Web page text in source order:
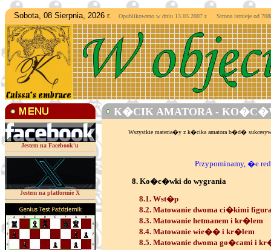
Sobota, 08 Sierpnia, 2026 r. Opublikowano w dniu 13.03.2007 r. Strona istnieje od
Jestem na Facebook'u
Jestem na platformie X
K�CIK AMATORA -
Wszystkie materia�y z k�cika amatora b�d�
Przypominamy, �e
8. Ko�c�wki do wygrania
8.1. Wst�p
8.2. Matowanie dwoma ci�kimi
8.3. Matowanie hetmanem i kr�lem
8.4. Matowanie wie�� i kr�lem
8.5. Matowanie dwoma go�cami i